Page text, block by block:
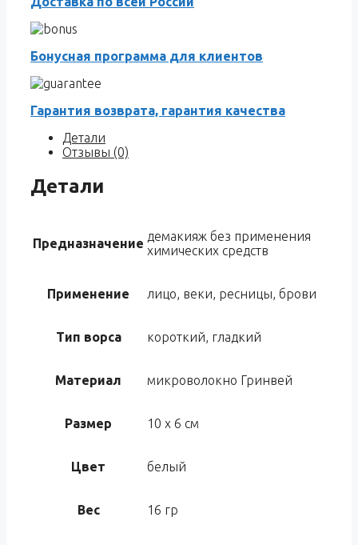
Бонусная программа для клиентов
Гарантия возврата, гарантия качества
Детали
Отзывы (0)
Детали
Предназначение демакияж без применения
химических средств
Применение лицо, веки, ресницы, брови
Тип ворса короткий, гладкий
Материал микроволокно Гринвей
Размер 10 х 6 см
Цвет белый
Вес 16 гр